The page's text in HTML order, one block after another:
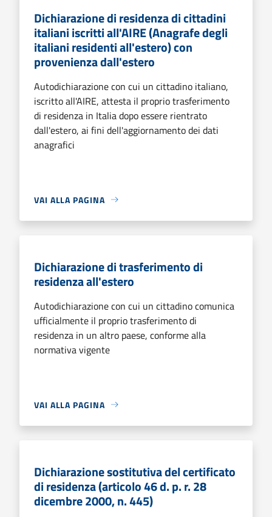
Dichiarazione di residenza di cittadini
italiani iscritti all'AIRE (Anagrafe degli
italiani residenti all'estero) con
provenienza dall'estero
Autodichiarazione con cui un cittadino italiano,
iscritto all'AIRE, attesta il proprio trasferimento
di residenza in Italia dopo essere rientrato
dall'estero, ai fini dell'aggiornamento dei dati
anagrafici
VAI ALLA PAGINA
Dichiarazione di trasferimento di
residenza all'estero
Autodichiarazione con cui un cittadino comunica
ufficialmente il proprio trasferimento di
residenza in un altro paese, conforme alla
normativa vigente
VAI ALLA PAGINA
Dichiarazione sostitutiva del certificato
di residenza (articolo 46 d. p. r. 28
dicembre 2000, n. 445)